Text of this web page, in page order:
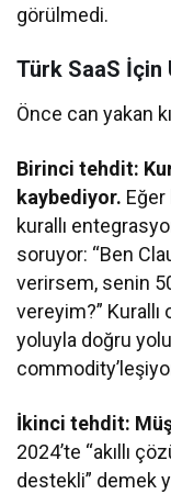
görülmedi.
Türk SaaS İçin
Önce can yakan
Birinci tehdit:
kaybediyor.
kurallı
soruyor: “Ben
verirsem, senin
vereyim?” Kurallı
yoluyla doğru
İkinci tehdit:
2024’te “akıllı
destekli” demek